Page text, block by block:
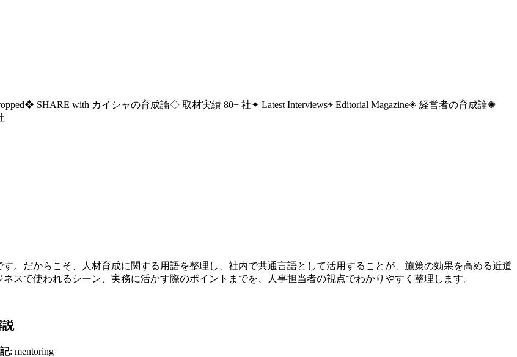
❖ SHARE with カイシャの育成論◇ 取材実績 80+ 社✦ Latest Interviews⌖ Editorial Magazine◈ 経営者の育成論✺
。だからこそ、人材育成に関する用語を整理し、社内で共通言語として活用することが、施策の効果を高める近道
スで使われるシーン、実務に活かす際のポイントまでを、人事担当者の視点でわかりやすく整理します。
説
: mentoring